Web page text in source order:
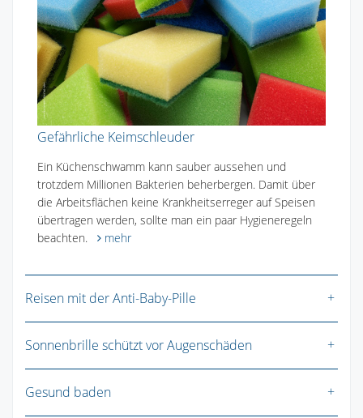
Gefährliche Keimschleuder
Ein Küchenschwamm kann sauber aussehen und
trotzdem Millionen Bakterien beherbergen. Damit über
die Arbeitsflächen keine Krankheitserreger auf Speisen
übertragen werden, sollte man ein paar Hygieneregeln
beachten.
mehr
Reisen mit der Anti-Baby-Pille
Sonnenbrille schützt vor Augenschäden
Gesund baden